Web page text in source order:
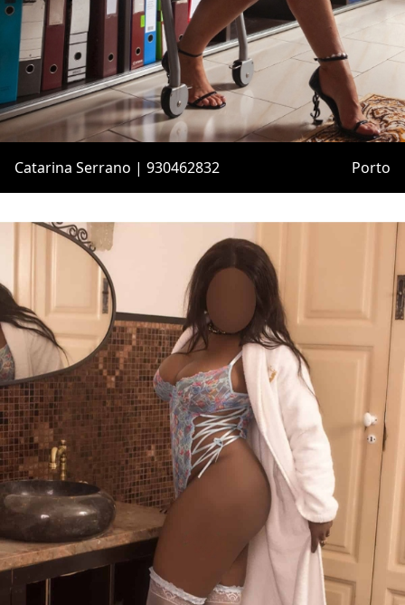
Catarina Serrano | 930462832 Porto